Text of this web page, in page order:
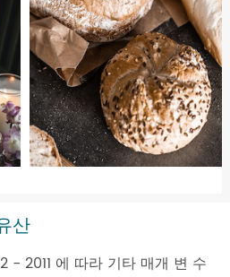
산
- 2011 에 따라 기타 매개 변 수